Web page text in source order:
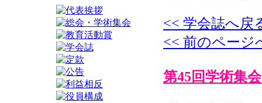
<< 学会誌へ戻
<< 前のページ
第45回学術集会